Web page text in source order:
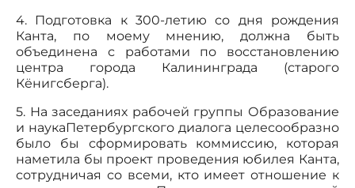
4. Подготовка к 300-летию со дня рождения
Канта, по моему мнению, должна быть
объединена с работами по восстановлению
центра города Калининграда (старого
Кёнигсберга).
5. На заседаниях рабочей группы Образование
и наукаПетербургского диалога целесообразно
было бы сформировать коммиссию, которая
наметила бы проект проведения юбилея Канта,
сотрудничая со всеми, кто имеет отношение к